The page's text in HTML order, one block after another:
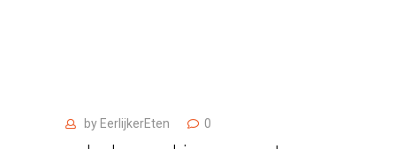
by EerlijkerEten 0